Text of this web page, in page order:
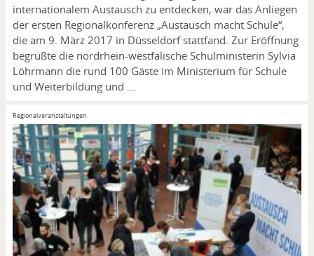
internationalem Austausch zu entdecken, war das Anliegen
der ersten Regionalkonferenz „Austausch macht Schule“,
die am 9. März 2017 in Düsseldorf stattfand. Zur Eröffnung
begrüßte die nordrhein-westfälische Schulministerin Sylvia
Löhrmann die rund 100 Gäste im Ministerium für Schule
und Weiterbildung und ...
Regionalveranstaltungen